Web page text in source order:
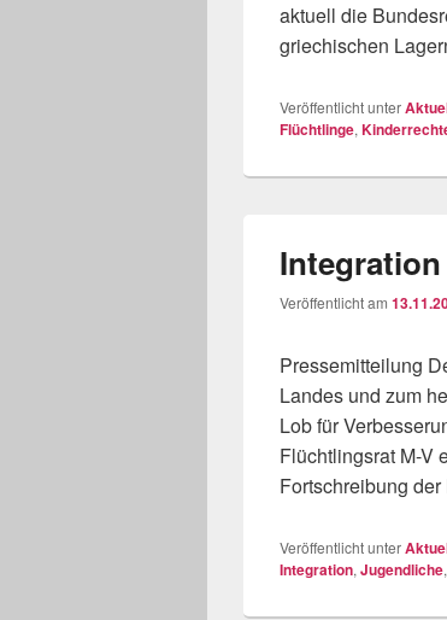
aktuell die
griechischen
Veröffentlicht unter
Flüchtlinge,
Veröffentlicht am
Pressemitteilung
Landes und zum
Lob für
Flüchtlingsrat M-V
Fortschreibung
Veröffentlicht unter
Integration, Jugendliche,